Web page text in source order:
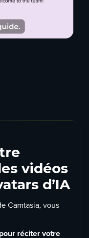
vidéos
d’IA
Camtasia, vous
réciter votre